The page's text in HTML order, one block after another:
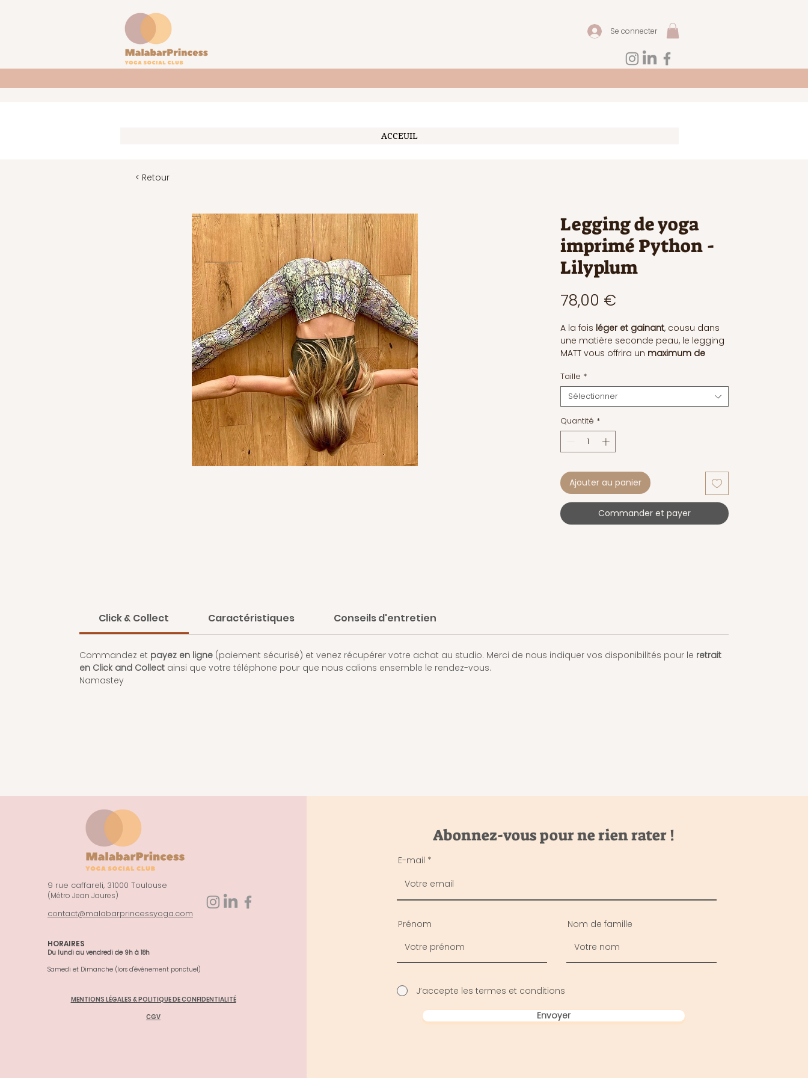
Se connecter
ACCEUIL
< Retour
Legging de yoga
imprimé Python -
Lilyplum
78,00 €
A la fois léger et gainant, cousu dans
une matière seconde peau, le legging
MATT vous offrira un maximum de
Cousu dans une matière seconde
peau,opaqueet douce, coutures
plates, taille haute (15,5 cm)
quiépouse parfaitement votre taille
(sans élastique).
ceinture repliée "taille basse". Ce
legging vous accompagnera aussi
bien dans vos exercices physiques,
chez vous en mode cocooning, qu’à
Taille *
Sélectionner
Quantité *
Ajouter au panier
Commander et payer
Click & Collect Caractéristiques Conseils d'entretien
Commandez et payez en ligne (paiement sécurisé) et venez récupérer votre achat au studio. Merci de nous indiquer vos disponibilités pour le retrait
en Click and Collect ainsi que votre téléphone pour que nous calions ensemble le rendez-vous.
Namastey
9 rue caffareli, 31000 Toulouse
(Métro Jean Jaures)
contact@malabarprincessyoga.com
HORAIRES
Du lundi au vendredi de 9h à 18h
Samedi et Dimanche (lors d'événement ponctuel)
MENTIONS LÉGALES & POLITIQUE DE CONFIDENTIALITÉ
CGV
Abonnez-vous pour ne rien rater !
E-mail
Prénom Nom de famille
J’accepte les termes et conditions
Envoyer